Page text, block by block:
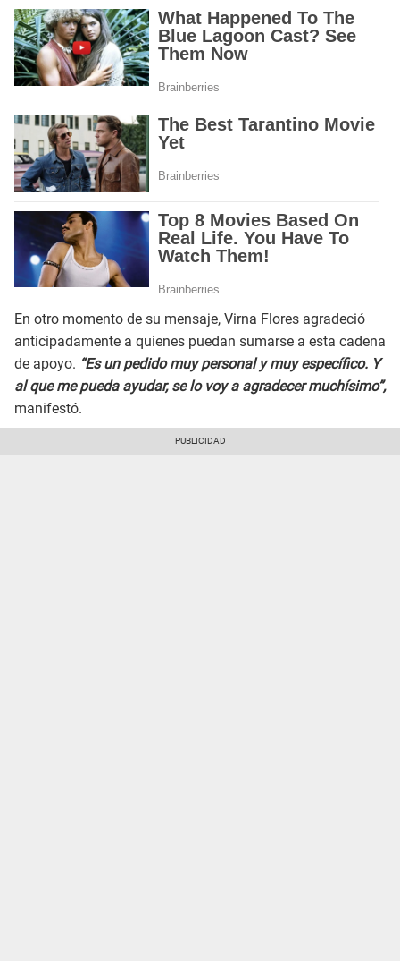
En otro momento de su mensaje, Virna Flores agradeció
anticipadamente a quienes puedan sumarse a esta cadena
de apoyo. “Es un pedido muy personal y muy específico. Y
al que me pueda ayudar, se lo voy a agradecer muchísimo”,
manifestó.